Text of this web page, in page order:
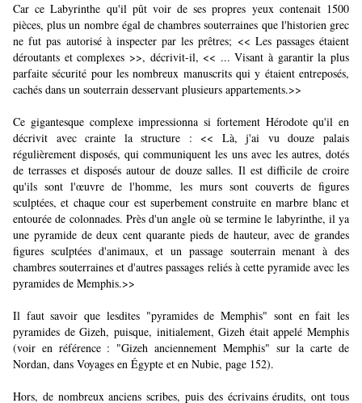
Car ce Labyrinthe qu'il pût voir de ses propres yeux contenait 1500
pièces, plus un nombre égal de chambres souterraines que l'historien grec
ne fut pas autorisé à inspecter par les prêtres; << Les passages étaient
déroutants et complexes >>, décrivit-il, << ... Visant à garantir la plus
parfaite sécurité pour les nombreux manuscrits qui y étaient entreposés,
cachés dans un souterrain desservant plusieurs appartements.>>
Ce gigantesque complexe impressionna si fortement Hérodote qu'il en
décrivit avec crainte la structure : << Là, j'ai vu douze palais
régulièrement disposés, qui communiquent les uns avec les autres, dotés
de terrasses et disposés autour de douze salles. Il est difficile de croire
qu'ils sont l'œuvre de l'homme, les murs sont couverts de figures
sculptées, et chaque cour est superbement construite en marbre blanc et
entourée de colonnades. Près d'un angle où se termine le labyrinthe, il ya
une pyramide de deux cent quarante pieds de hauteur, avec de grandes
figures sculptées d'animaux, et un passage souterrain menant à des
chambres souterraines et d'autres passages reliés à cette pyramide avec les
pyramides de Memphis.>>
Il faut savoir que lesdites "pyramides de Memphis" sont en fait les
pyramides de Gizeh, puisque, initialement, Gizeh était appelé Memphis
(voir en référence : "Gizeh anciennement Memphis" sur la carte de
Nordan, dans Voyages en Égypte et en Nubie, page 152).
Hors, de nombreux anciens scribes, puis des écrivains érudits, ont tous